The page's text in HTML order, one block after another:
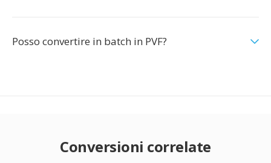
Posso convertire in batch in PVF?
Conversioni correlate